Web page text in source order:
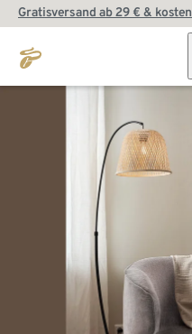
Gratisversand ab 29 € &